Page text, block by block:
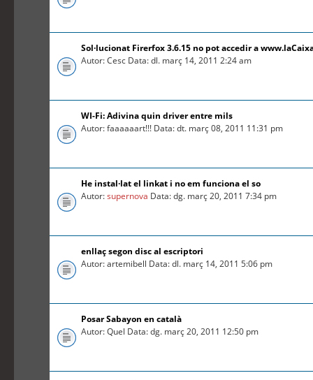
Sol·lucionat Firerfox 3.6.15 no pot accedir a
Autor: Cesc Data: dl. març 14, 2011 2:24 am
WI-Fi: Adivina quin driver entre mils
Autor: faaaaaart!!! Data: dt. març 08, 2011 11:31 pm
He instal·lat el linkat i no em funciona el so
Autor:supernova Data: dg. març 20, 2011 7:34 pm
enllaç segon disc al escriptori
Autor: artemibell Data: dl. març 14, 2011 5:06 pm
Posar Sabayon en català
Autor: Quel Data: dg. març 20, 2011 12:50 pm